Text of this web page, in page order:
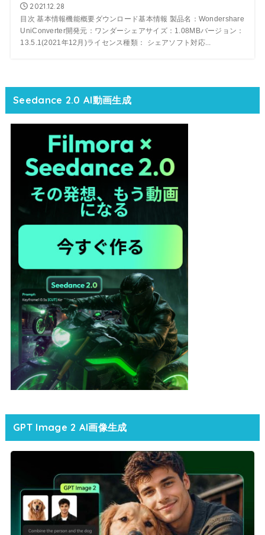
2021.12.28
目次 基本情報機能概要ダウンロード基本情報 製品名：Wondershare
UniConverter開発元：ワンダーシェアサイズ：1.08MBバージョン：
13.5.1(2021年12月)ライセンス種類： シェアソフト対応...
Seedance 2.0 AI動画生成
GPT Image 2 AI画像生成